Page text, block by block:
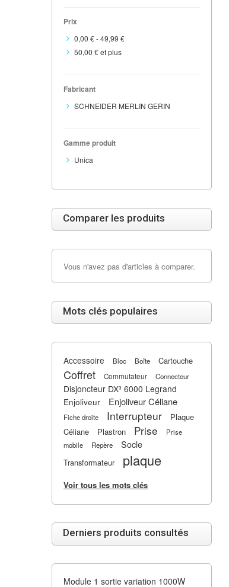
Prix
0,00 €-49,99 €
50,00 €et plus
Fabricant
SCHNEIDER MERLIN GERIN
Gamme produit
Unica
Comparer les produits
Vous n'avez pas d'articles à comparer.
Mots clés populaires
Accessoire Bloc Boîte Cartouche
Coffret Commutateur Connecteur
Disjoncteur DX³ 6000 Legrand
Enjoliveur
Enjoliveur Céliane
Fiche droite Interrupteur
Plaque
Céliane
Plastron Prise
Prise
mobile
Repère Socle
Transformateur plaque
Voir tous les mots clés
Derniers produits consultés
Module 1 sortie variation 1000W